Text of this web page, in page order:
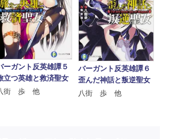
ーガント反英雄譚５
立つ英雄と救済聖女
街 歩 他
バーガント反英雄譚６
歪んだ神話と叛逆聖女
八街 歩 他